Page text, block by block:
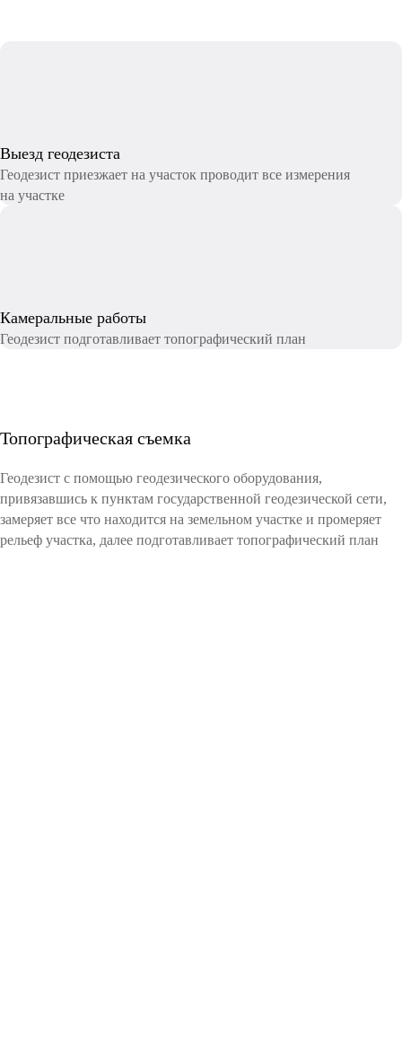
Выезд геодезиста
Геодезист приезжает на участок проводит все измерения
на участке
Камеральные работы
Геодезист подготавливает топографический план
Топографическая съемка
Геодезист с помощью геодезического оборудования,
привязавшись к пунктам государственной геодезической сети,
замеряет все что находится на земельном участке и промеряет
рельеф участка, далее подготавливает топографический план